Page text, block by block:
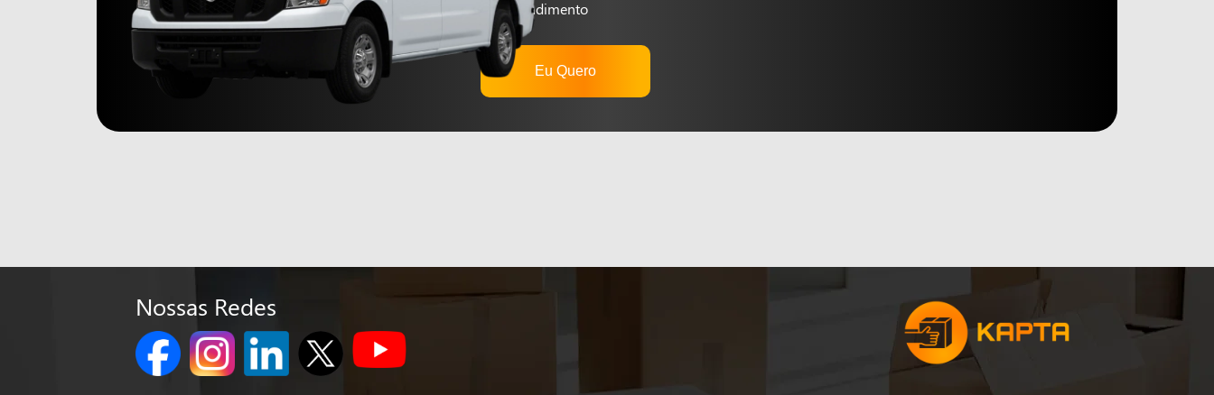
autoatendimento
Eu Quero
Nossas Redes